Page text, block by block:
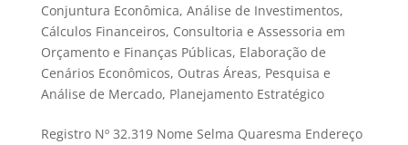
Conjuntura Econômica, Análise de Investimentos,
Cálculos Financeiros, Consultoria e Assessoria em
Orçamento e Finanças Públicas, Elaboração de
Cenários Econômicos, Outras Áreas, Pesquisa e
Análise de Mercado, Planejamento Estratégico
Registro Nº 32.319 Nome Selma Quaresma Endereço